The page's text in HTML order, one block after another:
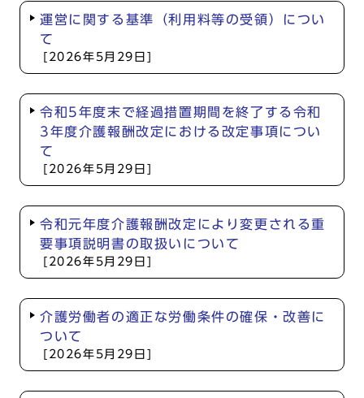
運営に関する基準（利用料等の受領）につい
て
[2026年5月29日]
令和5年度末で経過措置期間を終了する令和
3年度介護報酬改定における改定事項につい
て
[2026年5月29日]
令和元年度介護報酬改定により変更される重
要事項説明書の取扱いについて
[2026年5月29日]
介護労働者の適正な労働条件の確保・改善に
ついて
[2026年5月29日]